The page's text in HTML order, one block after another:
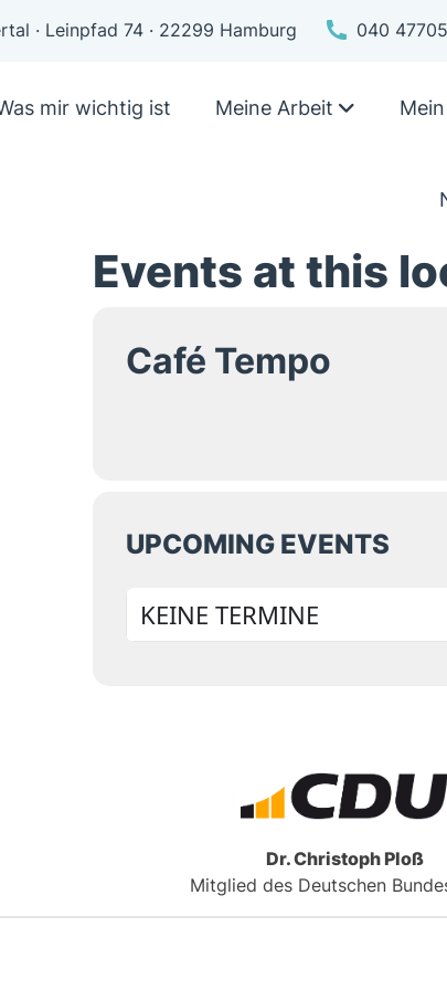
· Leinpfad 74 · 22299 Hamburg 040
mir wichtig ist Meine Arbeit
Events at this
Café Tempo
UPCOMING EVENTS
KEINE TERMINE
Dr. Christoph Ploß
Mitglied des Deutschen